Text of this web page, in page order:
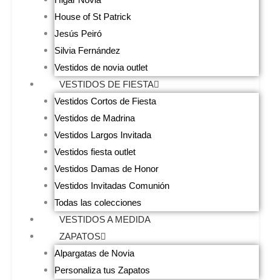
House of St Patrick
Jesús Peiró
Silvia Fernández
Vestidos de novia outlet
VESTIDOS DE FIESTA
Vestidos Cortos de Fiesta
Vestidos de Madrina
Vestidos Largos Invitada
Vestidos fiesta outlet
Vestidos Damas de Honor
Vestidos Invitadas Comunión
Todas las colecciones
VESTIDOS A MEDIDA
ZAPATOS
Alpargatas de Novia
Personaliza tus Zapatos